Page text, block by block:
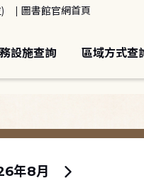
圖書館官網首頁
設施查詢 區域方式查
年8月